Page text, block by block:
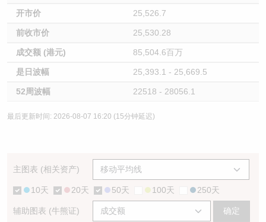
开市价 25,526.7
前收市价 25,530.28
成交额 (港元) 85,504.6百万
是日波幅 25,393.1 - 25,669.5
52周波幅 22518 - 28056.1
最后更新时间: 2026-08-07 16:20 (15分钟延迟)
主图表 (相关资产)
10天 20天 50天 100天 250天
辅助图表 (牛熊证) 确定